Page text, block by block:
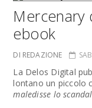
Mercenary
ebook
DI REDAZIONE
La Delos Digital
lontano un piccolo
maledisse lo